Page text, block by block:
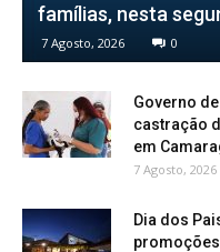
famílias, nesta
7 Agosto, 2026 0
Governo
castração
em
7 Agosto, 2026
Dia dos